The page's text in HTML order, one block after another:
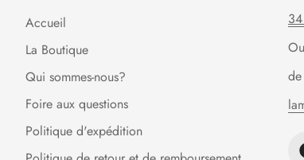
Accueil
La Boutique
Qui sommes-nous?
Foire aux questions
Politique d'expédition